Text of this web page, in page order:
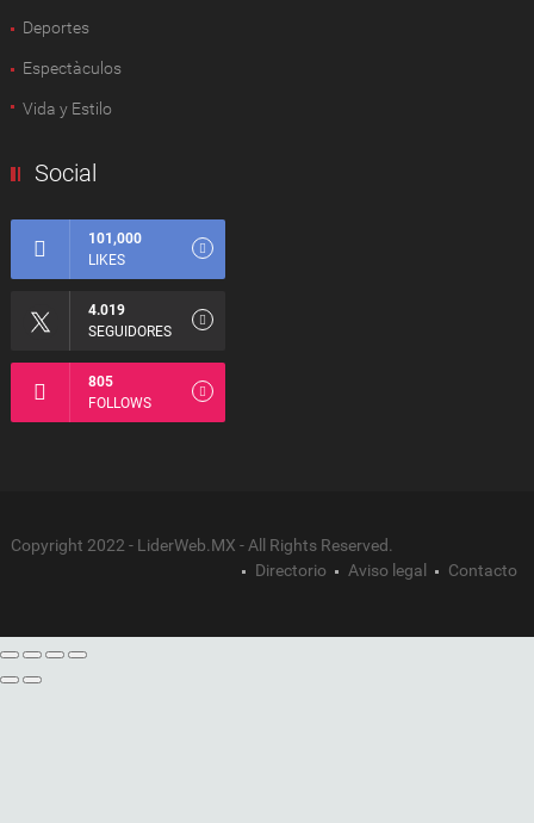
Deportes
Espectàculos
Vida y Estilo
Social
101,000
LIKES
4.019
SEGUIDORES
805
FOLLOWS
Copyright 2022 - LiderWeb.MX - All Rights Reserved.
Directorio
Aviso legal Contacto